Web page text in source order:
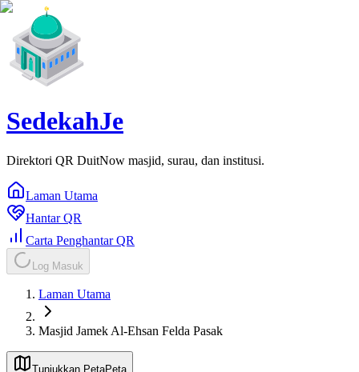
SedekahJe
Direktori QR DuitNow masjid, surau, dan institusi.
Laman Utama
Hantar QR
Carta Penghantar QR
Log Masuk
Laman Utama
Masjid Jamek Al-Ehsan Felda Pasak
Tunjukkan PetaPeta